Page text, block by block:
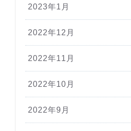
2023年1月
2022年12月
2022年11月
2022年10月
2022年9月